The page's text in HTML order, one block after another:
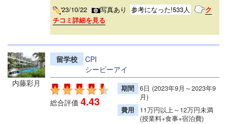
'23/10/22 写真あり 参考になった!533人
ク
チコミ詳細を見る
内藤彩月
留学校
CPI
シーピーアイ
総合評価 4.43
期間
6日 (2023年9月～2023年9
月)
費用
11万円以上～12万円未満
(授業料+食事+宿泊費)